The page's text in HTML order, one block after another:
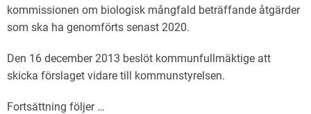
kommissionen om biologisk mångfald beträffande åtgärder
som ska ha genomförts senast 2020.
Den 16 december 2013 beslöt kommunfullmäktige att
skicka förslaget vidare till kommunstyrelsen.
Fortsättning följer …